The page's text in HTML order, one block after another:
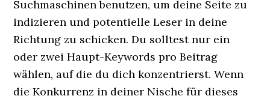
Suchmaschinen benutzen, um deine Seite zu
indizieren und potentielle Leser in deine
Richtung zu schicken. Du solltest nur ein
oder zwei Haupt-Keywords pro Beitrag
wählen, auf die du dich konzentrierst. Wenn
die Konkurrenz in deiner Nische für dieses